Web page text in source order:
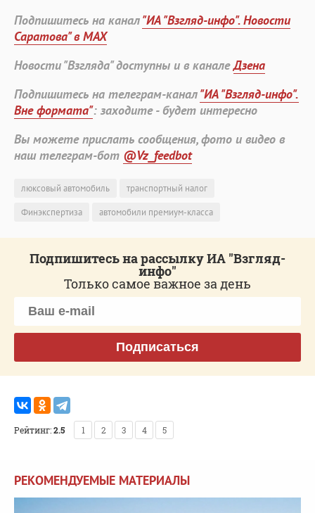
Подпишитесь на канал"ИА "Взгляд-инфо". Новости
Саратова" в MAX
Новости "Взгляда" доступны и в каналеДзена
Подпишитесь на телеграм-канал"ИА "Взгляд-инфо".
Вне формата": заходите - будет интересно
Вы можете прислать сообщения, фото и видео в
наш телеграм-бот @Vz_feedbot
люксовый автомобиль
транспортный налог
Финэкспертиза
автомобили премиум-класса
Подпишитесь на рассылку ИА "Взгляд-
инфо"
Только самое важное за день
Подписаться
Рейтинг:2.5 1 2 3 4 5
РЕКОМЕНДУЕМЫЕ МАТЕРИАЛЫ